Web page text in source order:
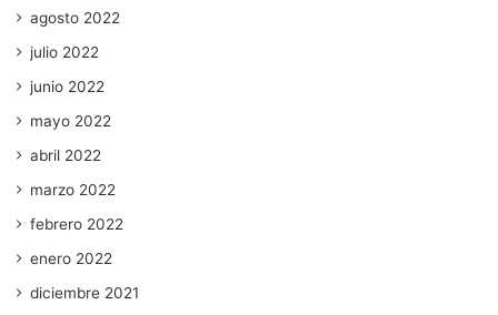
agosto 2022
julio 2022
junio 2022
mayo 2022
abril 2022
marzo 2022
febrero 2022
enero 2022
diciembre 2021